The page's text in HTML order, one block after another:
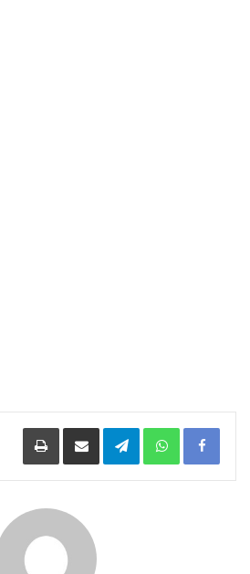
Facebook
WhatsApp
Telegramمشاركة عبر البريد طباعة